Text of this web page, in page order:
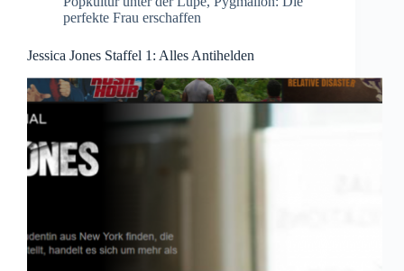
perfekte Frau erschaffen
Jessica Jones Staffel 1: Alles Antihelden